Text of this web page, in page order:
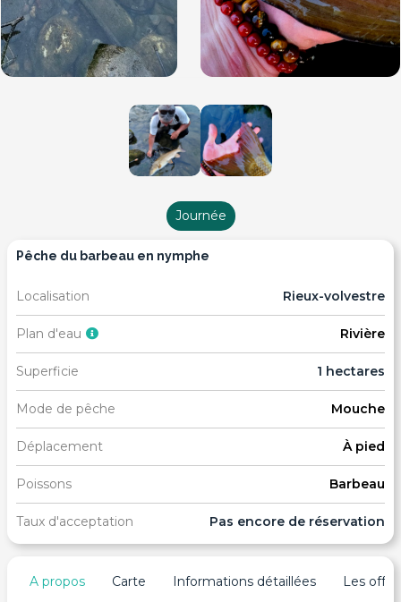
Journée
pêche du barbeau en nymphe
Localisation Rieux-volvestre
Plan d'eau Rivière
Superficie 1 hectares
Mode de pêche Mouche
Déplacement À pied
Poissons Barbeau
Taux d'acceptation Pas encore de réservation
A propos Carte Informations détaillées Les